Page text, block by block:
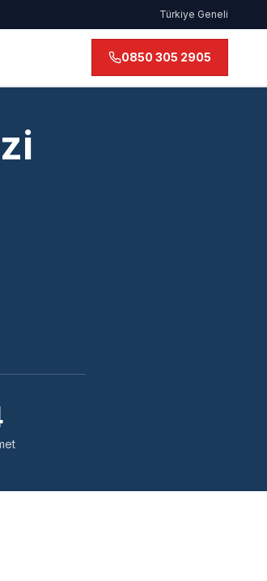
Türkiye Geneli
0850 305 2905